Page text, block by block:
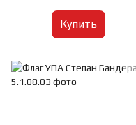
Купить